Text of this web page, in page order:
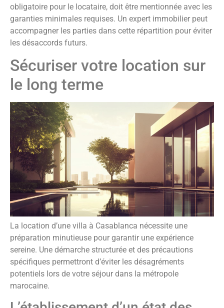
obligatoire pour le locataire, doit être mentionnée avec les
garanties minimales requises. Un expert immobilier peut
accompagner les parties dans cette répartition pour éviter
les désaccords futurs.
Sécuriser votre location sur
le long terme
La location d’une villa à Casablanca nécessite une
préparation minutieuse pour garantir une expérience
sereine. Une démarche structurée et des précautions
spécifiques permettront d’éviter les désagréments
potentiels lors de votre séjour dans la métropole
marocaine.